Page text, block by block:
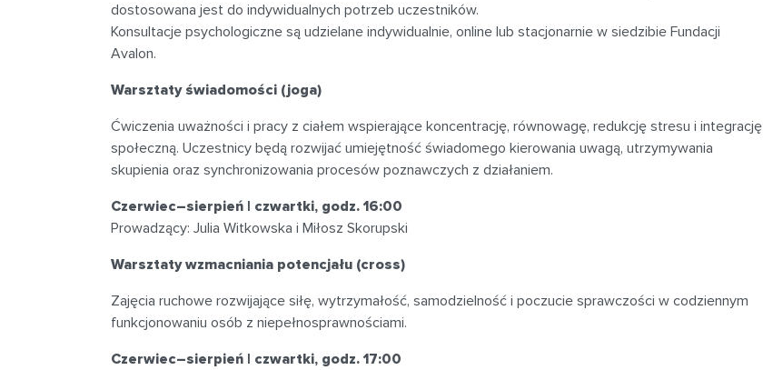
dostosowana jest do indywidualnych potrzeb uczestników.
Konsultacje psychologiczne są udzielane indywidualnie, online lub stacjonarnie w siedzibie Fundacji
Avalon.
Warsztaty świadomości (joga)
Ćwiczenia uważności i pracy z ciałem wspierające koncentrację, równowagę, redukcję stresu i integrację
społeczną. Uczestnicy będą rozwijać umiejętność świadomego kierowania uwagą, utrzymywania
skupienia oraz synchronizowania procesów poznawczych z działaniem.
Czerwiec–sierpień | czwartki, godz. 16:00
Prowadzący: Julia Witkowska i Miłosz Skorupski
Warsztaty wzmacniania potencjału (cross)
Zajęcia ruchowe rozwijające siłę, wytrzymałość, samodzielność i poczucie sprawczości w codziennym
funkcjonowaniu osób z niepełnosprawnościami.
Czerwiec–sierpień | czwartki, godz. 17:00